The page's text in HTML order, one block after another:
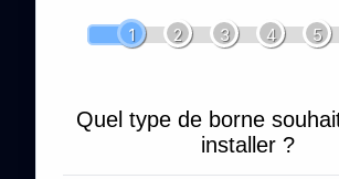
1 2 3 4 5
Quel type de borne
installer ?